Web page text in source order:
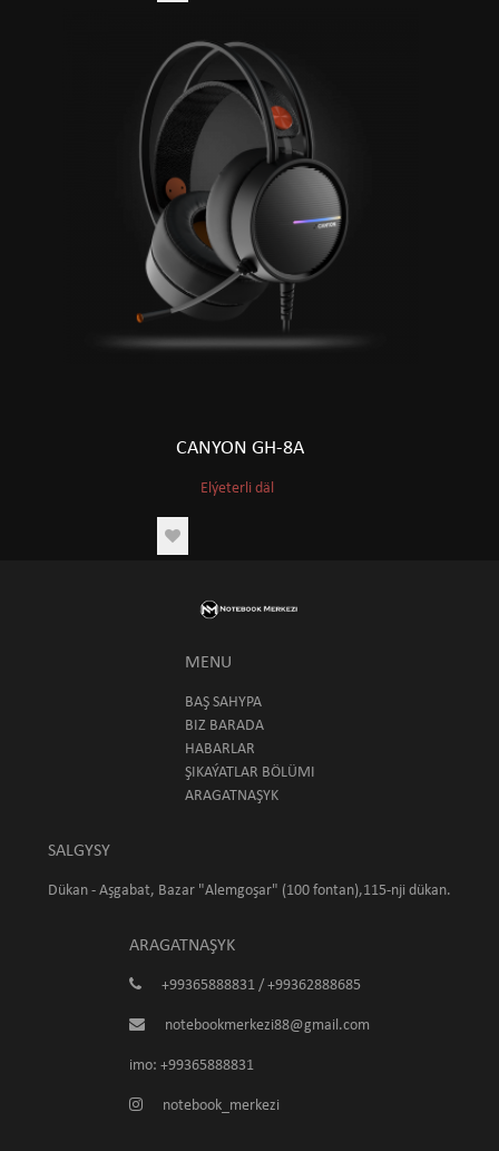
CANYON GH-8A
Elýeterli däl
MENU
BAŞ SAHYPA
BIZ BARADA
HABARLAR
ŞIKAÝATLAR BÖLÜMI
ARAGATNAŞYK
SALGYSY
Dükan - Aşgabat, Bazar "Alemgoşar" (100 fontan),115-nji dükan.
ARAGATNAŞYK
+99365888831 / +99362888685
notebookmerkezi88@gmail.com
imo: +99365888831
notebook_merkezi